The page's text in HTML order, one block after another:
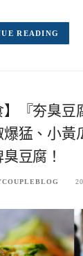
READING
】『夯臭
猛、小黃
豆腐！